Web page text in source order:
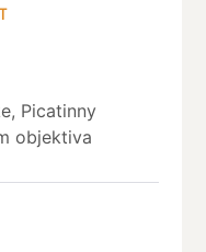
Picatinny
objektiva